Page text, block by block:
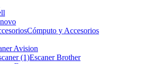
Cómputo y Accesorios
Avision
Escaner Brother